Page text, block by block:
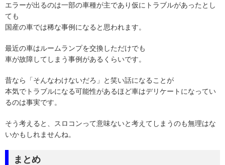
エラーが出るのは一部の車種が主であり仮にトラブルがあったとし
ても
国産の車では稀な事例になると思われます。
最近の車はルームランプを交換しただけでも
車が故障してしまう事例があるくらいです。
昔なら「そんなわけないだろ」と笑い話になることが
本気でトラブルになる可能性があるほど車はデリケートになってい
るのは事実です。
そう考えると、スロコンって意味ないと考えてしまうのも無理はな
いかもしれませんね。
まとめ